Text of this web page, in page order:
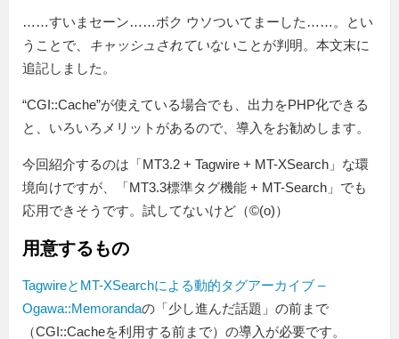
……すいまセーン……ボク ウソついてまーした……。とい
うことで、
キャッシュされていないことが判明。本文末に
追記しました。
“CGI::Cache”が使えている場合でも、出力をPHP化できる
と、いろいろメリットがあるので、導入をお勧めします。
今回紹介するのは「MT3.2 + Tagwire + MT-XSearch」な環
境向けですが、「MT3.3標準タグ機能 + MT-Search」でも
応用できそうです。試してないけど（©(o)）
用意するもの
TagwireとMT-XSearchによる動的タグアーカイブ –
Ogawa::Memorandaの「少し進んだ話題」の前まで
（CGI::Cacheを利用する前まで）の導入が必要です。